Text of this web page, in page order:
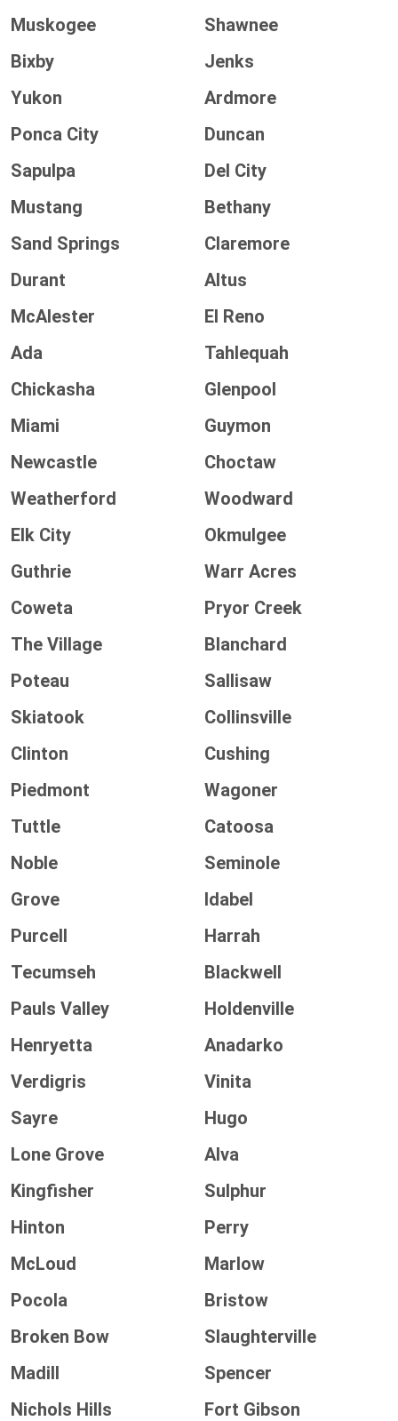
Muskogee
Shawnee
Bixby
Jenks
Yukon
Ardmore
Ponca City
Duncan
Sapulpa
Del City
Mustang
Bethany
Sand Springs
Claremore
Durant
Altus
McAlester
El Reno
Ada
Tahlequah
Chickasha
Glenpool
Miami
Guymon
Newcastle
Choctaw
Weatherford
Woodward
Elk City
Okmulgee
Guthrie
Warr Acres
Coweta
Pryor Creek
The Village
Blanchard
Poteau
Sallisaw
Skiatook
Collinsville
Clinton
Cushing
Piedmont
Wagoner
Tuttle
Catoosa
Noble
Seminole
Grove
Idabel
Purcell
Harrah
Tecumseh
Blackwell
Pauls Valley
Holdenville
Henryetta
Anadarko
Verdigris
Vinita
Sayre
Hugo
Lone Grove
Alva
Kingfisher
Sulphur
Hinton
Perry
McLoud
Marlow
Pocola
Bristow
Broken Bow
Slaughterville
Madill
Spencer
Nichols Hills
Fort Gibson